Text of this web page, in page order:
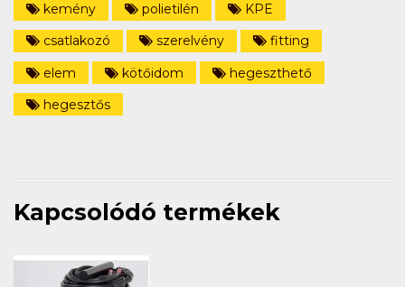
kemény
polietilén
KPE
csatlakozó
szerelvény
fitting
elem
kötőidom
hegeszthető
hegesztős
Kapcsolódó termékek